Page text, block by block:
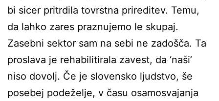
bi sicer pritrdila tovrstna prireditev. Temu,
da lahko zares praznujemo le skupaj.
Zasebni sektor sam na sebi ne zadošča. Ta
proslava je rehabilitirala zavest, da ‘naši’
niso dovolj. Če je slovensko ljudstvo, še
posebej podeželje, v času osamosvajanja